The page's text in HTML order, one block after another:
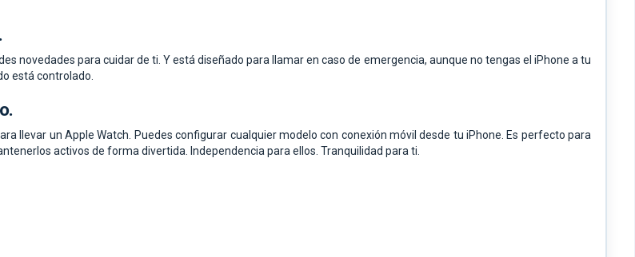
novedades para cuidar de ti. Y está diseñado para llamar en caso de emergencia, aunque no tengas el iPhone a tu
está controlado.
llevar un Apple Watch. Puedes configurar cualquier modelo con conexión móvil desde tu iPhone. Es perfecto para
activos de forma divertida. Independencia para ellos. Tranquilidad para ti.